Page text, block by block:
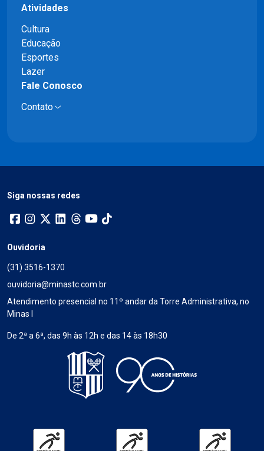
Atividades
Cultura
Educação
Esportes
Lazer
Fale Conosco
Contato
Siga nossas redes
Ouvidoria
(31) 3516-1370
ouvidoria@minastc.com.br
Atendimento presencial no 11º andar da Torre Administrativa, no
Minas I
De 2ª a 6ª, das 9h às 12h e das 14 às 18h30